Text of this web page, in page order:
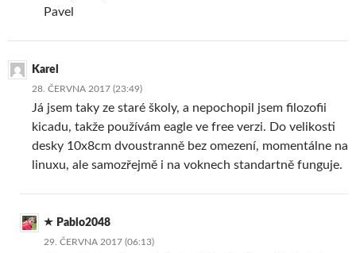
Pavel
Karel
28. ČERVNA 2017 (23:49)
Já jsem taky ze staré školy, a nepochopil jsem filozofii
kicadu, takže používám eagle ve free verzi. Do velikosti
desky 10x8cm dvoustranně bez omezení, momentálne na
linuxu, ale samozřejmě i na voknech standartně funguje.
Pablo2048
29. ČERVNA 2017 (06:13)